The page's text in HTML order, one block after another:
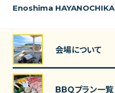
Enoshima HAYANOCHIKA
会場について
BBQプラン一覧